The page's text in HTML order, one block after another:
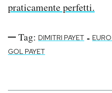
praticamente perfetti.
Tag: DIMITRI PAYET -
GOL PAYET